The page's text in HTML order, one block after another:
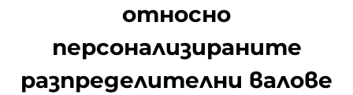
относно
персонализираните
разпределителни валове